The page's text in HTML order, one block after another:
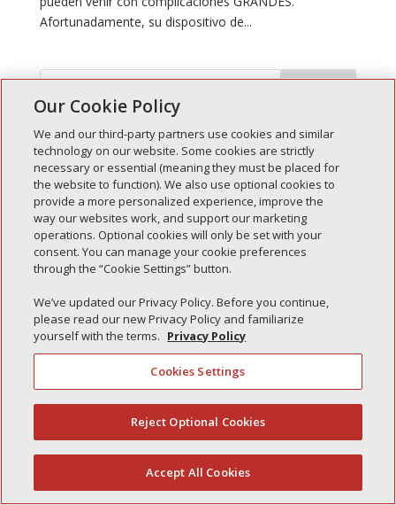
Afortunadamente, su dispositivo de...
Entradas recientes
Simple Interlock de Walla Walla
Enclavamiento simple de Morton
Simple Interlock de Carol Stream
Simple Interlock de Waukegan
Simple Interlock de Texarkana
Política de privacidad
Sus opciones de privacidad
(844) 607-2249
Español
Our Cookie Policy
We and our third-party partners use cookies and similar
technology on our website. Some cookies are strictly
necessary or essential (meaning they must be placed for
the website to function). We also use optional cookies to
provide a more personalized experience, improve the
way our websites work, and support our marketing
operations. Optional cookies will only be set with your
consent. You can manage your cookie preferences
through the “Cookie Settings” button.
We’ve updated our Privacy Policy. Before you continue,
please read our new Privacy Policy and familiarize
yourself with the terms. Privacy Policy
Cookies Settings
Reject Optional Cookies
Accept All Cookies